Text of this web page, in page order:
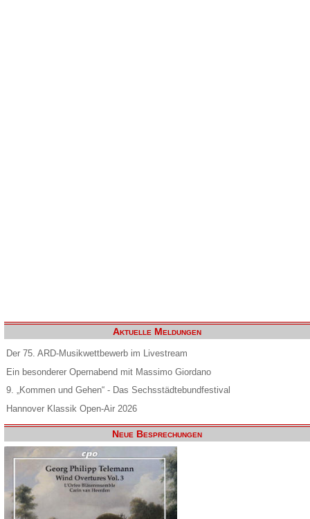
Aktuelle Meldungen
Der 75. ARD-Musikwettbewerb im Livestream
Ein besonderer Opernabend mit Massimo Giordano
9. „Kommen und Gehen“ - Das Sechsstädtebundfestival
Hannover Klassik Open-Air 2026
Neue Besprechungen